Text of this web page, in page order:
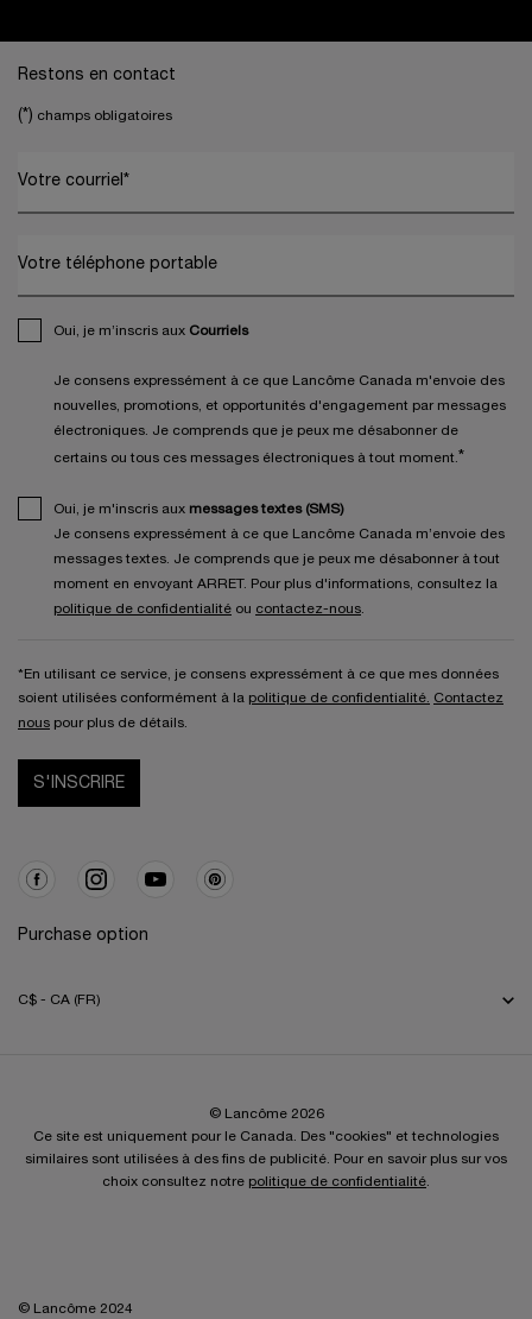
Restons en contact
(*) champs obligatoires
Votre courriel *
Votre téléphone portable
Oui, je m’inscris aux Courriels
Je consens expressément à ce que Lancôme Canada m'envoie des
nouvelles, promotions, et opportunités d'engagement par messages
électroniques. Je comprends que je peux me désabonner de
certains ou tous ces messages électroniques à tout moment. *
Oui, je m'inscris aux messages textes (SMS)
Je consens expressément à ce que Lancôme Canada m’envoie des
messages textes. Je comprends que je peux me désabonner à tout
moment en envoyant ARRET. Pour plus d'informations, consultez la
politique de confidentialité ou contactez-nous
*En utilisant ce service, je consens expressément à ce que mes données
soient utilisées conformément à la politique de confidentialité.
Contactez
nous pour plus de détails.
S'INSCRIRE
Purchase option
C$ - CA (FR)
© Lancôme 2026
Ce site est uniquement pour le Canada. Des "cookies" et technologies
similaires sont utilisées à des fins de publicité. Pour en savoir plus sur vos
choix consultez notre politique de confidentialité
© Lancôme 2024